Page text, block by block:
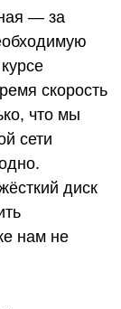
— за
скорость
что мы
сети
диск
нам не